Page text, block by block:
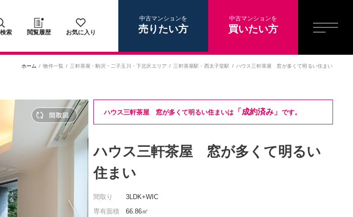
索 閲覧履歴 お気に入り
中古マンションを
売りたい方
中古マンションを
買いたい方
ホーム 物件一覧 三軒茶屋・駒沢・二子玉川・下北沢エリア 三軒茶屋駅 ・ 西太子堂駅 ハウス三軒茶屋 窓が多くて明るい住まい
ハウス三軒茶屋 窓が多くて明るい住まいは「成約済み」 です。
ハウス三軒茶屋 窓が多くて明るい
住まい
間取り
3LDK+WIC
専有面積
66.86㎡